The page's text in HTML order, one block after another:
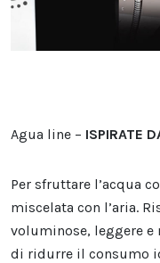
Agua line – ISPIRATE
Per sfruttare l’acqua
miscelata con l’aria.
voluminose, leggere
di ridurre il consumo